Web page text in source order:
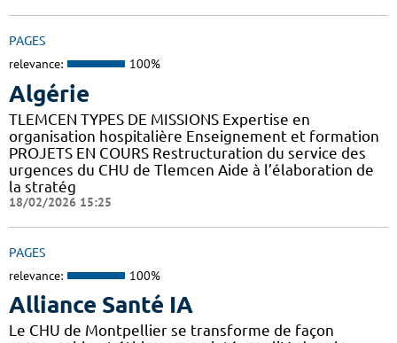
PAGES
relevance: 100%
Algérie
TLEMCEN TYPES DE MISSIONS Expertise en
organisation hospitalière Enseignement et formation
PROJETS EN COURS Restructuration du service des
urgences du CHU de Tlemcen Aide à l’élaboration de
la stratég
18/02/2026 15:25
PAGES
relevance: 100%
Alliance Santé IA
Le CHU de Montpellier se transforme de façon